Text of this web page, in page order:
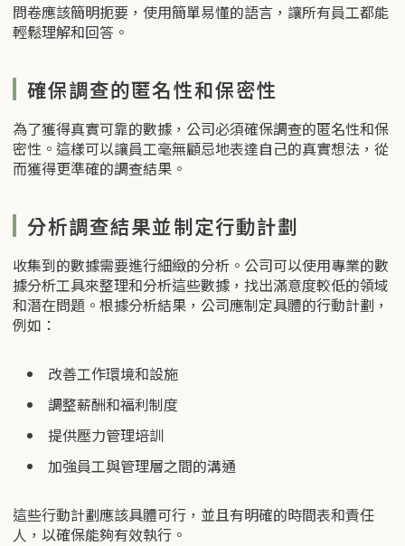
問卷應該簡明扼要，使用簡單易懂的語言，讓所有員工都能
輕鬆理解和回答。
確保調查的匿名性和保密性
為了獲得真實可靠的數據，公司必須確保調查的匿名性和保
密性。這樣可以讓員工毫無顧忌地表達自己的真實想法，從
而獲得更準確的調查結果。
分析調查結果並制定行動計劃
收集到的數據需要進行細緻的分析。公司可以使用專業的數
據分析工具來整理和分析這些數據，找出滿意度較低的領域
和潛在問題。根據分析結果，公司應制定具體的行動計劃，
例如：
改善工作環境和設施
調整薪酬和福利制度
提供壓力管理培訓
加強員工與管理層之間的溝通
這些行動計劃應該具體可行，並且有明確的時間表和責任
人，以確保能夠有效執行。